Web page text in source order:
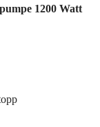
1200 Watt